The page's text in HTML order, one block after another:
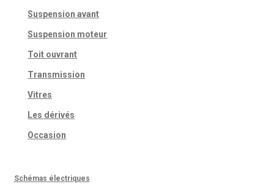
Suspension avant
Suspension moteur
Toit ouvrant
Transmission
Vitres
Les dérivés
Occasion
Schémas électriques